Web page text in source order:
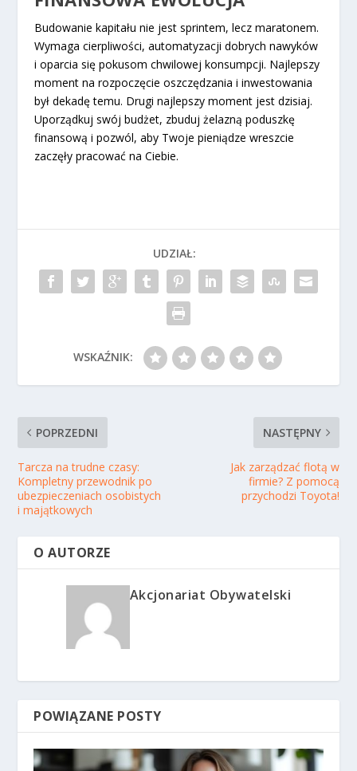
Budowanie kapitału nie jest sprintem, lecz maratonem.
Wymaga cierpliwości, automatyzacji dobrych nawyków
i oparcia się pokusom chwilowej konsumpcji. Najlepszy
moment na rozpoczęcie oszczędzania i inwestowania
był dekadę temu. Drugi najlepszy moment jest dzisiaj.
Uporządkuj swój budżet, zbuduj żelazną poduszkę
finansową i pozwól, aby Twoje pieniądze wreszcie
zaczęły pracować na Ciebie.
UDZIAŁ:
WSKAŹNIK:
POPRZEDNI
Tarcza na trudne czasy:
Kompletny przewodnik po
ubezpieczeniach osobistych
i majątkowych
NASTĘPNY
Jak zarządzać flotą w
firmie? Z pomocą
przychodzi Toyota!
O AUTORZE
Akcjonariat Obywatelski
POWIĄZANE POSTY